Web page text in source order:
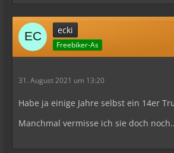
ecki
Freebiker-As
31. August 2021 um 13:20
Habe ja einige Jahre selbst ein 14er
Manchmal vermisse ich sie doch